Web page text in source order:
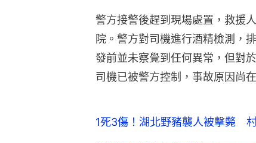
警方接警後趕到現場處置，救援
院。警方對司機進行酒精檢測，
發前並未察覺到任何異常，但對
司機已被警方控制，事故原因尚
1死3傷！湖北野豬襲人被擊斃